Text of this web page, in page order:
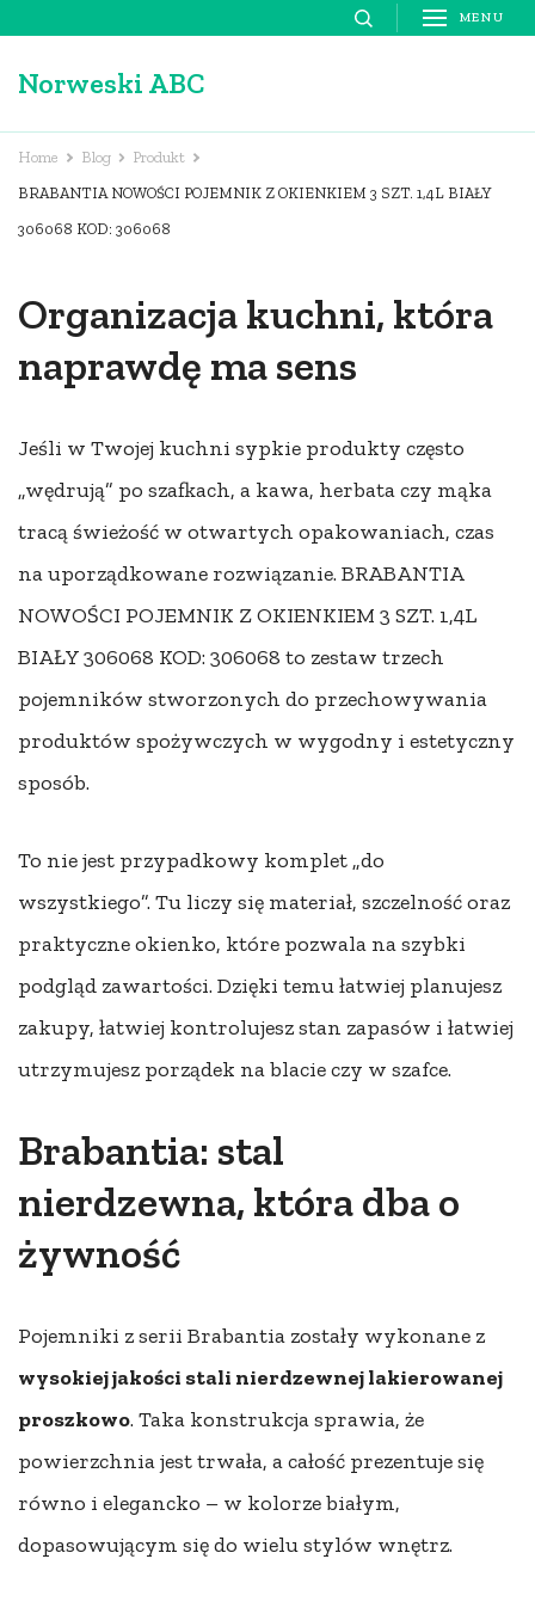
content
Enter)
MENU
Norweski ABC
Home Blog
Produkt
BRABANTIA NOWOŚCI POJEMNIK Z OKIENKIEM 3 SZT. 1,4L BIAŁY
306068 KOD: 306068
Organizacja kuchni, która
naprawdę ma sens
Jeśli w Twojej kuchni sypkie produkty często
„wędrują” po szafkach, a kawa, herbata czy mąka
tracą świeżość w otwartych opakowaniach, czas
na uporządkowane rozwiązanie. BRABANTIA
NOWOŚCI POJEMNIK Z OKIENKIEM 3 SZT. 1,4L
BIAŁY 306068 KOD: 306068 to zestaw trzech
pojemników stworzonych do przechowywania
produktów spożywczych w wygodny i estetyczny
sposób.
To nie jest przypadkowy komplet „do
wszystkiego”. Tu liczy się materiał, szczelność oraz
praktyczne okienko, które pozwala na szybki
podgląd zawartości. Dzięki temu łatwiej planujesz
zakupy, łatwiej kontrolujesz stan zapasów i łatwiej
utrzymujesz porządek na blacie czy w szafce.
Brabantia: stal
nierdzewna, która dba o
żywność
Pojemniki z serii Brabantia zostały wykonane z
wysokiej jakości stali nierdzewnej lakierowanej
proszkowo. Taka konstrukcja sprawia, że
powierzchnia jest trwała, a całość prezentuje się
równo i elegancko – w kolorze białym,
dopasowującym się do wielu stylów wnętrz.